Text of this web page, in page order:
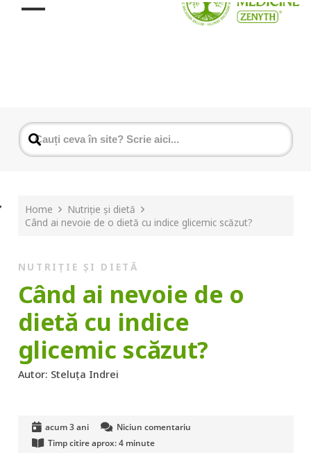
Home
Nutriție și dietă
Când ai nevoie de o dietă cu indice glicemic scăzut?
NUTRIȚIE ȘI DIETĂ
Când ai nevoie de o
dietă cu indice
glicemic scăzut?
Autor: Steluța Indrei
acum 3 ani
Niciun comentariu
Timp citire aprox: 4 minute